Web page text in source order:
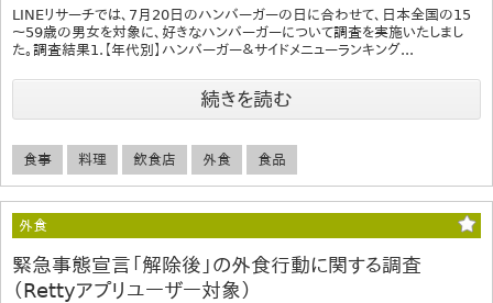
LINEリサーチでは、7月20日のハンバーガーの日に合わせて、日本全国の15
～59歳の男女を対象に、好きなハンバーガーについて調査を実施いたしまし
た。調査結果1.【年代別】ハンバーガー＆サイドメニューランキング...
続きを読む
食事 料理 飲食店 外食 食品
外食
緊急事態宣言「解除後」の外食行動に関する調査
（Rettyアプリユーザー対象）